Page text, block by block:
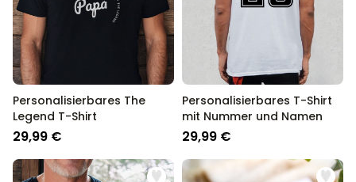
Personalisierbares The
Legend T-Shirt
29,99 €
Personalisierbares T-Shirt
mit Nummer und Namen
29,99 €